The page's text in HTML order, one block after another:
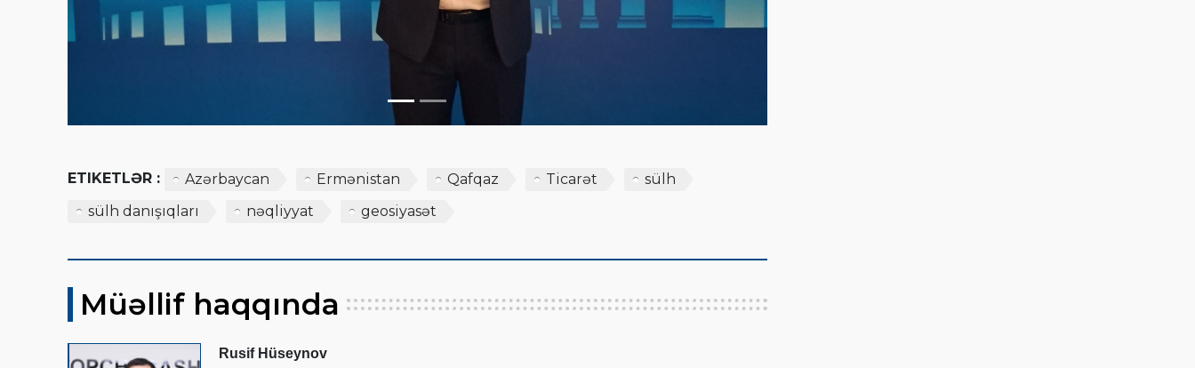
ETIKETLƏR : Azərbaycan Ermənistan Qafqaz Ticarət
sülh
sülh danışıqları
nəqliyyat geosiyasət
Müəllif haqqında
Rusif Hüseynov